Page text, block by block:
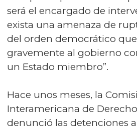
será el encargado de
exista una amenaza de
del orden democrático
gravemente al gobierno
un Estado miembro”.
Hace unos meses, la
Interamericana de
denunció las detenciones